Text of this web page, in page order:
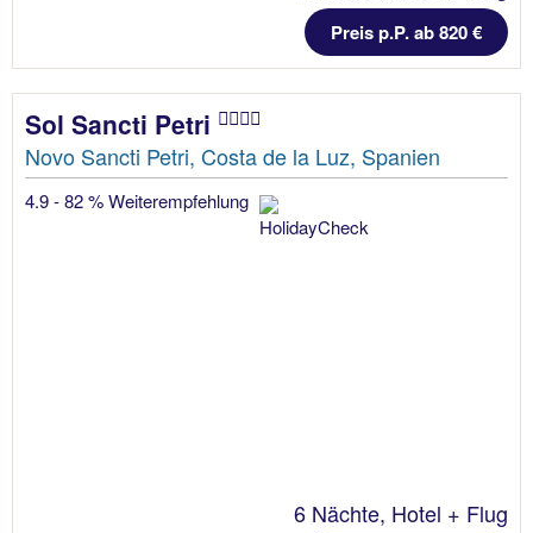
Preis p.P. ab 820 €
Sol Sancti Petri
Novo Sancti Petri, Costa de la Luz, Spanien
4.9 - 82 % Weiterempfehlung
6 Nächte, Hotel + Flug